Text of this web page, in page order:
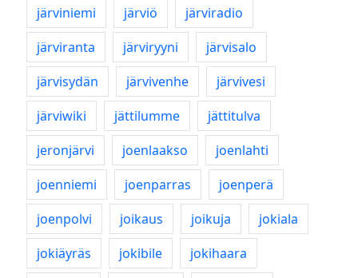
järviniemi
järviö
järviradio
järviranta
järviryyni
järvisalo
järvisydän
järvivenhe
järvivesi
järviwiki
jättilumme
jättitulva
jeronjärvi
joenlaakso
joenlahti
joenniemi
joenparras
joenperä
joenpolvi
joikaus joikuja
jokiala
jokiäyräs
jokibile
jokihaara